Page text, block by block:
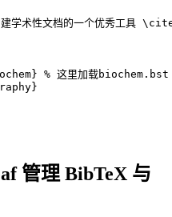
学术性文档的一个优秀工具
% 这里加载biochem.bst
管理 BibTeX 与